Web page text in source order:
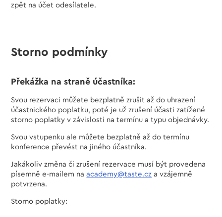
zpět na účet odesílatele.
Storno podmínky
Překážka na straně účastníka:
Svou rezervaci můžete bezplatně zrušit až do uhrazení
účastnického poplatku, poté je už zrušení účasti zatížené
storno poplatky v závislosti na termínu a typu objednávky.
Svou vstupenku ale můžete bezplatně až do termínu
konference převést na jiného účastníka.
Jakákoliv změna či zrušení rezervace musí být provedena
písemně e-mailem naacademy@taste.cz a vzájemně
potvrzena.
Storno poplatky: